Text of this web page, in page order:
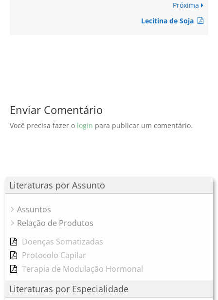
Literaturas por Assunto
Assuntos
Relação de Produtos
Doenças Somatizadas
Protocolo Capilar
Terapia de Modulação Hormonal
Literaturas por Especialidade
Próxima
Lecitina de Soja
Enviar Comentário
Você precisa fazer o login para publicar um comentário.